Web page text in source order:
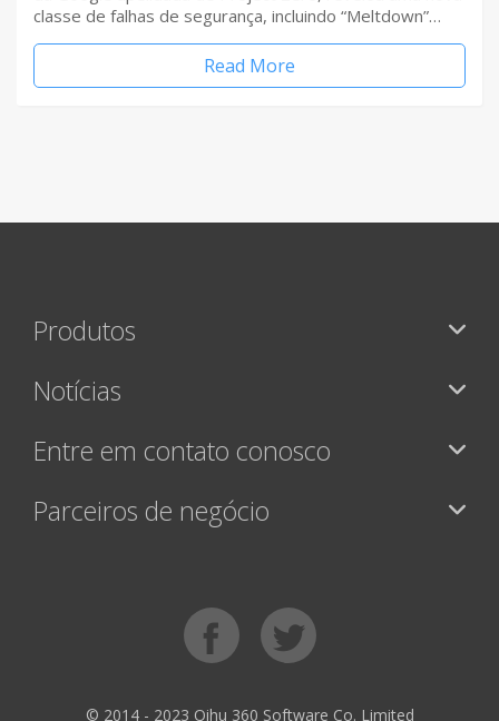
classe de falhas de segurança, incluindo “Meltdown”…
Read More
Produtos
Notícias
Entre em contato conosco
Parceiros de negócio
© 2014 - 2023 Qihu 360 Software Co. Limited